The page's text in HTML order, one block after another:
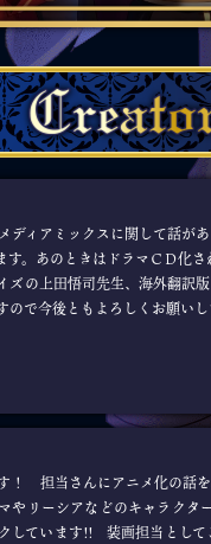
ィアミックスに関して話が
す。あのときはドラマＣＤ化
の上田悟司先生、海外翻訳
で今後ともよろしくお願いし
！ 担当さんにアニメ化の話
やリーシアなどのキャラク
しています!! 装画担当とし